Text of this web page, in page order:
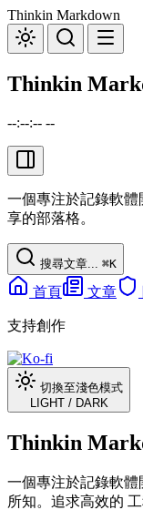
Thinkin Markdown
Thinkin
--:--:-- --
一個專注於記錄軟
享的部落格。
搜尋文章... ⌘K
首頁 文章
支持創作
切換至淺色模式
LIGHT / DARK
Thinkin
一個專注於記錄軟體
所知。追求高效的